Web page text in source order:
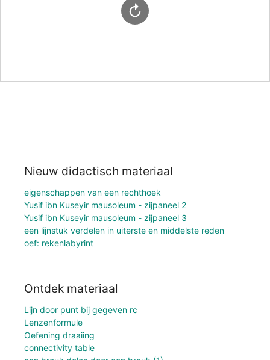
Nieuw didactisch materiaal
eigenschappen van een rechthoek
Yusif ibn Kuseyir mausoleum - zijpaneel 2
Yusif ibn Kuseyir mausoleum - zijpaneel 3
een lijnstuk verdelen in uiterste en middelste reden
oef: rekenlabyrint
Ontdek materiaal
Lijn door punt bij gegeven rc
Lenzenformule
Oefening draaiing
connectivity table